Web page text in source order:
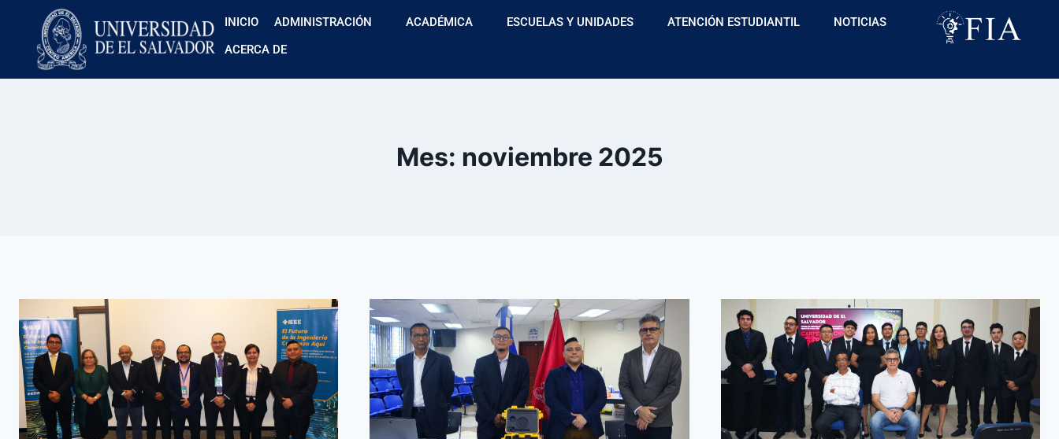
INICIO ADMINISTRACIÓN ACADÉMICA ESCUELAS Y UNIDADES ATENCIÓN ESTUDIANTIL
NOTICIAS
ACERCA DE
Mes: noviembre 2025